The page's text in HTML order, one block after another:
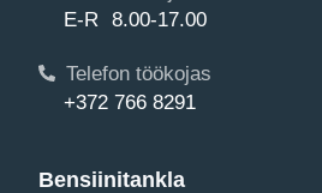
E-R 8.00-17.00
Telefon töökojas
+372 766 8291
Bensiinitankla